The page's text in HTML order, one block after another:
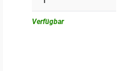
Verfügbar